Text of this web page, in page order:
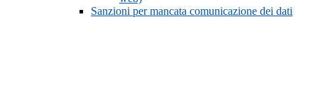
Sanzioni per mancata comunicazione dei dati